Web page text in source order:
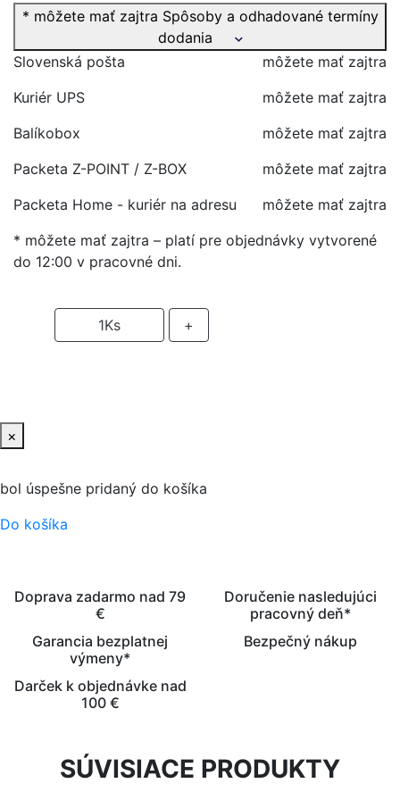
* môžete mať zajtra Spôsoby a odhadované termíny
dodania
Slovenská pošta
môžete mať zajtra
Kuriér UPS
môžete mať zajtra
Balíkobox
môžete mať zajtra
Packeta Z-POINT / Z-BOX
môžete mať zajtra
Packeta Home - kuriér na adresu
môžete mať zajtra
* môžete mať zajtra – platí pre objednávky vytvorené
do 12:00 v pracovné dni.
1Ks +
×
bol úspešne pridaný do košíka
Do košíka
Doprava zadarmo nad 79
€
Doručenie nasledujúci
pracovný deň*
Garancia bezplatnej
výmeny*
Bezpečný nákup
Darček k objednávke nad
100 €
SÚVISIACE PRODUKTY